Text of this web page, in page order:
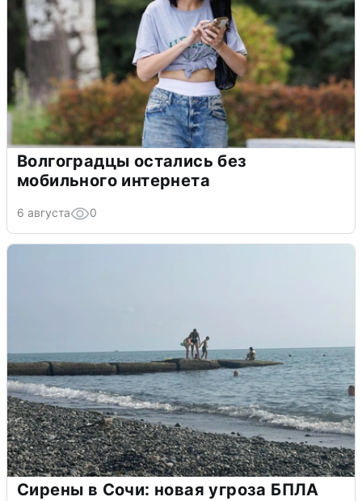
Волгоградцы остались без
мобильного интернета
6 августа 0
Сирены в Сочи: новая угроза БПЛА